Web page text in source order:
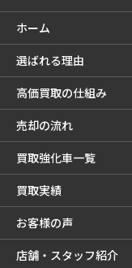
ホーム
選ばれる理由
高価買取の仕組み
売却の流れ
買取強化車一覧
買取実績
お客様の声
店舗・スタッフ紹介